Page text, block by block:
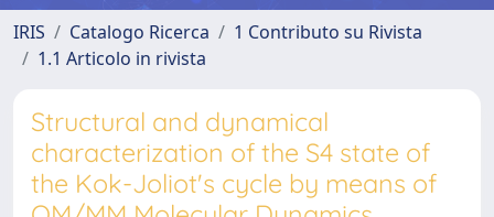
IRIS Catalogo Ricerca
1 Contributo su Rivista
1.1 Articolo in rivista
Structural and dynamical
characterization of the S4 state of
the Kok-Joliot's cycle by means of